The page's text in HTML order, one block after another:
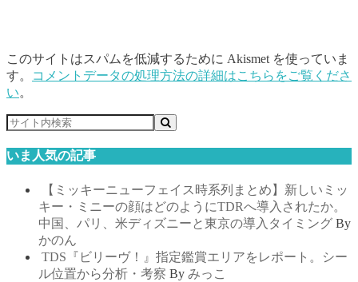
このサイトはスパムを低減するために Akismet を使っていま
す。
コメントデータの処理方法の詳細はこちらをご覧くださ
い。
いま人気の記事
【ミッキーニューフェイス時系列まとめ】新しいミッ
キー・ミニーの顔はどのようにTDRへ導入されたか。
中国、パリ、米ディズニーと東京の導入タイミング By
かのん
TDS『ビリーヴ！』指定鑑賞エリアをレポート。シー
ル位置から分析・考察 By みっこ